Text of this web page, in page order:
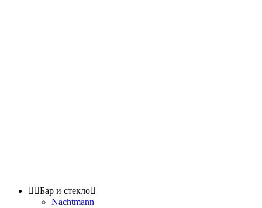
 Бар и стекло
Nachtmann